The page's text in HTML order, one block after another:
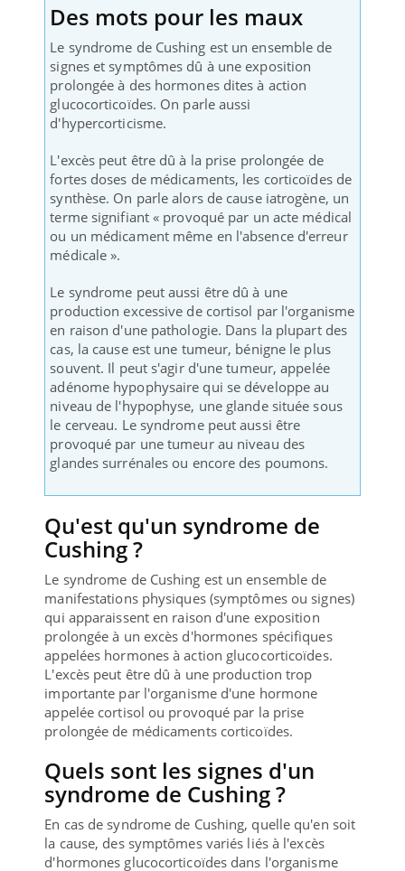
Des mots pour les maux
Le syndrome de Cushing est un ensemble de
signes et symptômes dû à une exposition
prolongée à des hormones dites à action
glucocorticoïdes. On parle aussi
d'hypercorticisme.
L'excès peut être dû à la prise prolongée de
fortes doses de médicaments, les corticoïdes de
synthèse. On parle alors de cause iatrogène, un
terme signifiant « provoqué par un acte médical
ou un médicament même en l'absence d'erreur
médicale ».
Le syndrome peut aussi être dû à une
production excessive de cortisol par l'organisme
en raison d'une pathologie. Dans la plupart des
cas, la cause est une tumeur, bénigne le plus
souvent. Il peut s'agir d'une tumeur, appelée
adénome hypophysaire qui se développe au
niveau de l'hypophyse, une glande située sous
le cerveau. Le syndrome peut aussi être
provoqué par une tumeur au niveau des
glandes surrénales ou encore des poumons.
Qu'est qu'un syndrome de
Cushing ?
Le syndrome de Cushing est un ensemble de
manifestations physiques (symptômes ou signes)
qui apparaissent en raison d'une exposition
prolongée à un excès d'hormones spécifiques
appelées hormones à action glucocorticoïdes.
L'excès peut être dû à une production trop
importante par l'organisme d'une hormone
appelée cortisol ou provoqué par la prise
prolongée de médicaments corticoïdes.
Quels sont les signes d'un
syndrome de Cushing ?
En cas de syndrome de Cushing, quelle qu'en soit
la cause, des symptômes variés liés à l'excès
d'hormones glucocorticoïdes dans l'organisme